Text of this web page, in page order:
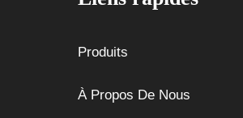
Produits
À Propos De Nous